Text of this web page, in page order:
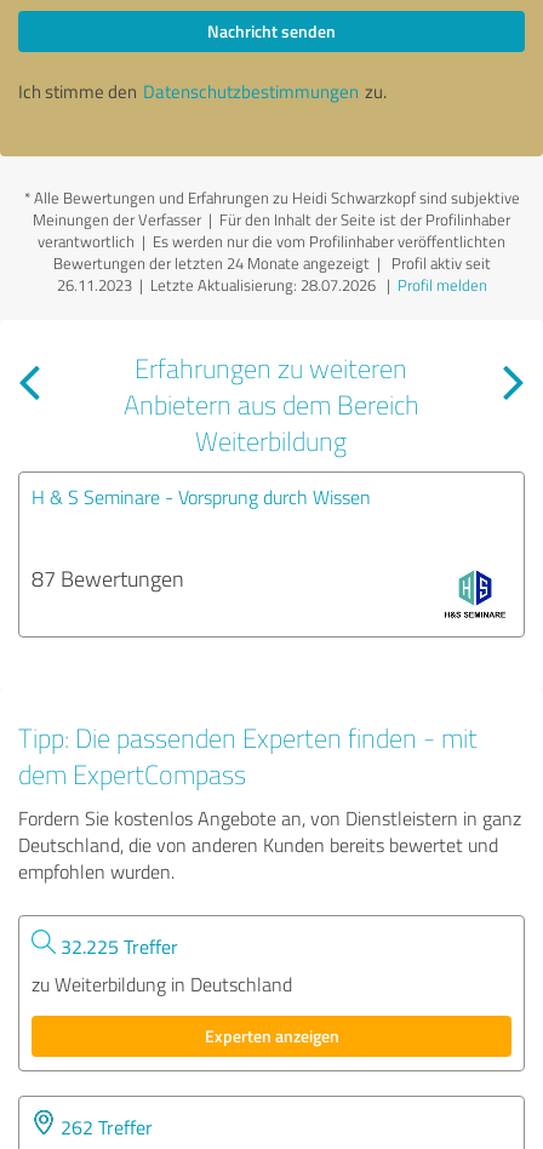
Nachricht senden
Ich stimme den Datenschutzbestimmungen zu.
*Alle Bewertungen und Erfahrungen zu Heidi Schwarzkopf sind subjektive
Meinungen der Verfasser | Für den Inhalt der Seite ist der Profilinhaber
verantwortlich | Es werden nur die vom Profilinhaber veröffentlichten
Bewertungen der letzten 24 Monate angezeigt | Profil aktiv seit
26.11.2023 | Letzte Aktualisierung: 28.07.2026| Profil melden
Erfahrungen zu weiteren
Anbietern aus dem Bereich
Weiterbildung
H & S Seminare - Vorsprung durch Wissen
87 Bewertungen
Tipp: Die passenden Experten finden - mit
dem ExpertCompass
Fordern Sie kostenlos Angebote an, von Dienstleistern in ganz
Deutschland, die von anderen Kunden bereits bewertet und
empfohlen wurden.
32.225 Treffer
zu Weiterbildung in Deutschland
Experten anzeigen
262 Treffer